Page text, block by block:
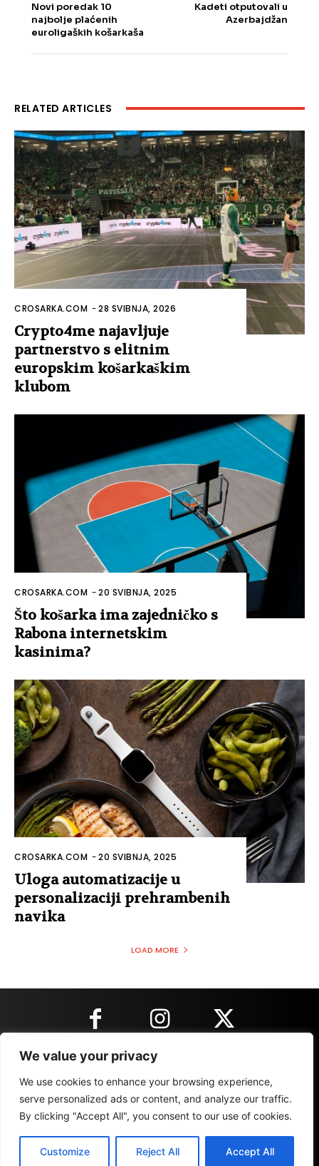
We value your privacy
We use cookies to enhance your browsing experience,
serve personalized ads or content, and analyze our traffic.
By clicking "Accept All", you consent to our use of cookies.
Customize Reject All Accept All
Novi poredak 10
najbolje plaćenih
euroligaških košarkaša
Kadeti otputovali u
Azerbajdžan
RELATED ARTICLES
CROSARKA.COM -28 SVIBNJA, 2026
Crypto4me najavljuje
partnerstvo s elitnim
europskim košarkaškim
klubom
CROSARKA.COM -20 SVIBNJA, 2025
Što košarka ima zajedničko s
Rabona internetskim
kasinima?
CROSARKA.COM -20 SVIBNJA, 2025
Uloga automatizacije u
personalizaciji prehrambenih
navika
LOAD MORE
KONTAKT INFORMACIJE
IMPRESSUM MARKETING REZULTATI